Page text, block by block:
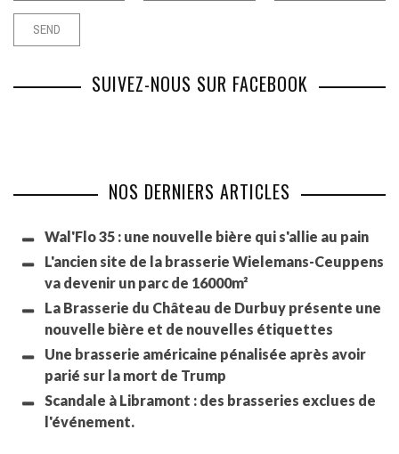
SUIVEZ-NOUS SUR FACEBOOK
NOS DERNIERS ARTICLES
Wal'Flo 35 : une nouvelle bière qui s'allie au pain
L'ancien site de la brasserie Wielemans-Ceuppens
va devenir un parc de 16000m²
La Brasserie du Château de Durbuy présente une
nouvelle bière et de nouvelles étiquettes
Une brasserie américaine pénalisée après avoir
parié sur la mort de Trump
Scandale à Libramont : des brasseries exclues de
l'événement.